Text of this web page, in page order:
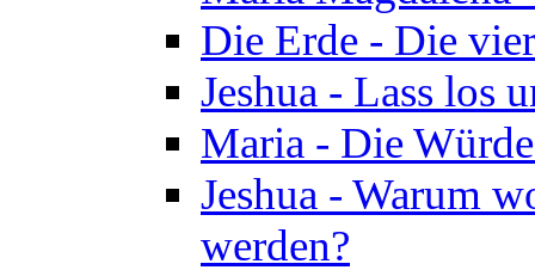
Die Erde - Die
Jeshua - Lass los
Maria - Die
Jeshua - Warum
werden?